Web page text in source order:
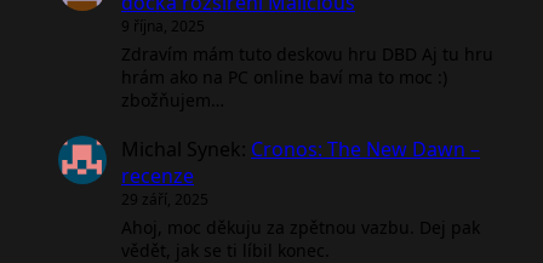
9 října, 2025
Zdravím mám tuto deskovu hru DBD Aj tu hru
hrám ako na PC online baví ma to moc :)
zbožňujem…
Michal Synek: Cronos: The New Dawn –
recenze
29 září, 2025
Ahoj, moc děkuju za zpětnou vazbu. Dej pak
vědět, jak se ti líbil konec.